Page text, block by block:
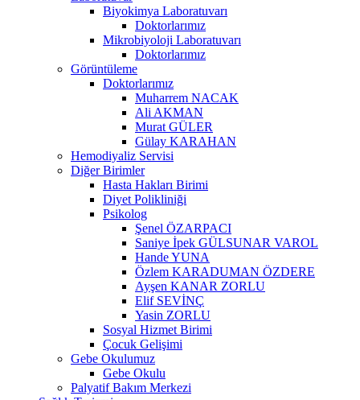
Biyokimya Laboratuvarı
Doktorlarımız
Mikrobiyoloji Laboratuvarı
Doktorlarımız
Görüntüleme
Doktorlarımız
Muharrem NACAK
Ali AKMAN
Murat GÜLER
Gülay KARAHAN
Hemodiyaliz Servisi
Diğer Birimler
Hasta Hakları Birimi
Diyet Polikliniği
Psikolog
Şenel ÖZARPACI
Saniye İpek GÜLSUNAR VAROL
Hande YUNA
Özlem KARADUMAN ÖZDERE
Ayşen KANAR ZORLU
Elif SEVİNÇ
Yasin ZORLU
Sosyal Hizmet Birimi
Çocuk Gelişimi
Gebe Okulumuz
Gebe Okulu
Palyatif Bakım Merkezi